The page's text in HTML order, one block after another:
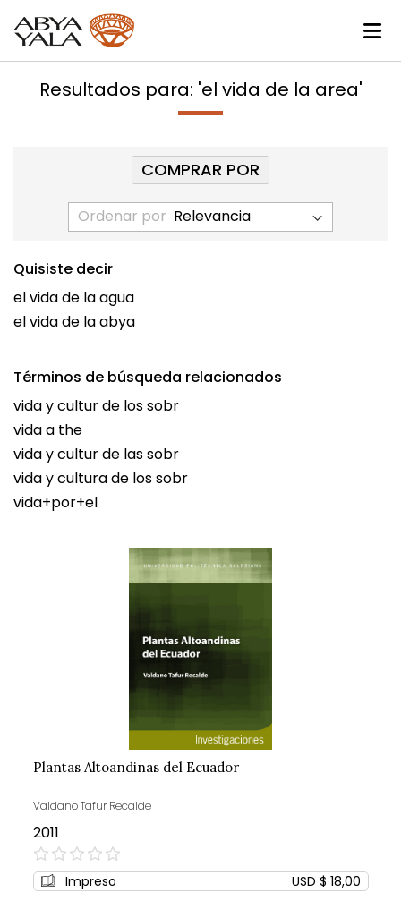
Resultados para: 'el vida de la area'
Ordenar por
Quisiste decir
el vida de la agua
el vida de la abya
Términos de búsqueda relacionados
vida y cultur de los sobr
vida a the
vida y cultur de las sobr
vida y cultura de los sobr
vida+por+el
Plantas Altoandinas del Ecuador
Valdano Tafur Recalde
2011
0%
Impreso USD $ 18,00
COMPRAR POR